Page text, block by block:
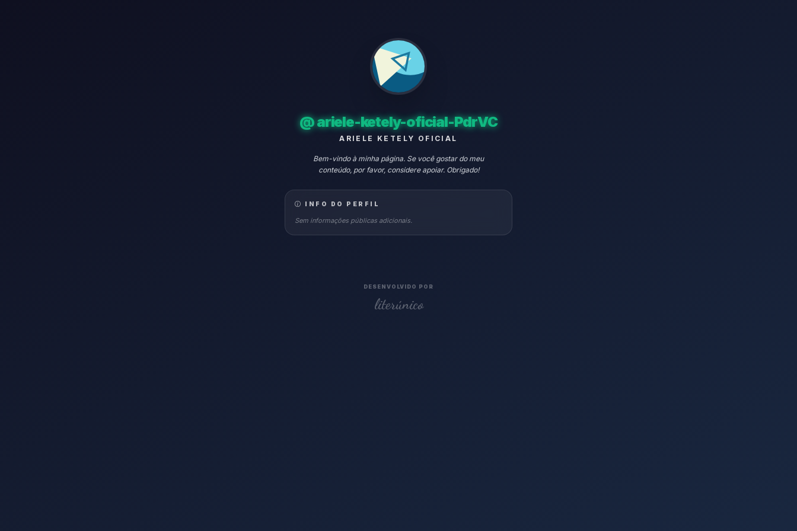
@ariele-ketely-oficial-PdrVC
ARIELE KETELY OFICIAL
Bem-vindo à minha página. Se você gostar do meu
conteúdo, por favor, considere apoiar. Obrigado!
INFO DO PERFIL
Sem informações públicas adicionais.
DESENVOLVIDO POR
literúnico